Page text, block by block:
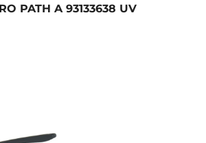
PATH A 93133638 UV